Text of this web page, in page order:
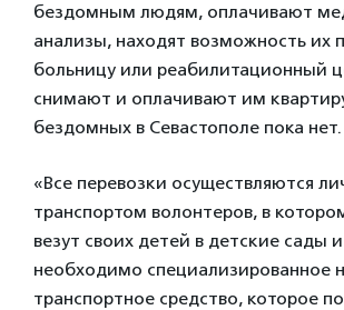
бездомным людям, оплачивают
анализы, находят возможность их
больницу или реабилитационный
снимают и оплачивают им
бездомных в Севастополе пока нет.
«Все перевозки осуществляются
транспортом волонтеров, в
везут своих детей в детские сады
необходимо специализированное
транспортное средство, которое